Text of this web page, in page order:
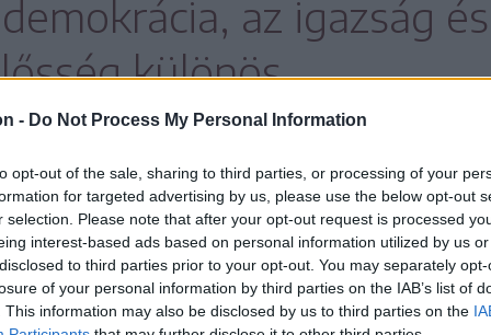
- Do Not Process My Personal Information
opt-out of the sale, sharing to third parties, or processing of your
for targeted advertising by us, please use the below opt-out
selection. Please note that after your opt-out request is processed
interest-based ads based on personal information utilized by us
to third parties prior to your opt-out. You may separately
of your personal information by third parties on the IAB’s list of
This information may also be disclosed by us to third parties on the
az igazság és
különös
én, csütörtökön 19 órától látható a
Az előadás következő időpontjai:
március 28., szombat, 19 óra, szintén a